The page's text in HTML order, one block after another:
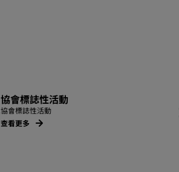
協會標誌性活動
協會標誌性活動
查看更多